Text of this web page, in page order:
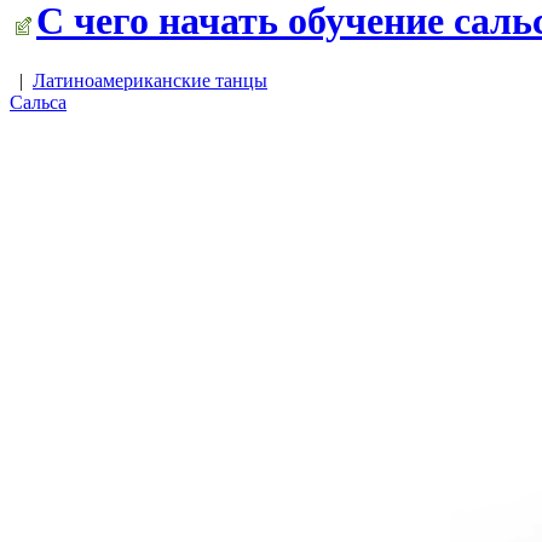
С чего начать обучение
| Латиноамериканские танцы
Сальса